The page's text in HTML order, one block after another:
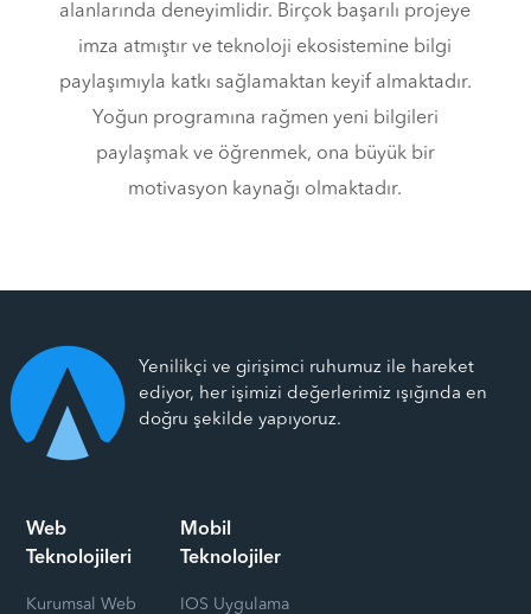
alanlarında deneyimlidir. Birçok başarılı projeye
imza atmıştır ve teknoloji ekosistemine bilgi
paylaşımıyla katkı sağlamaktan keyif almaktadır.
Yoğun programına rağmen yeni bilgileri
paylaşmak ve öğrenmek, ona büyük bir
motivasyon kaynağı olmaktadır.
Yenilikçi ve girişimci ruhumuz ile hareket
ediyor, her işimizi değerlerimiz ışığında en
doğru şekilde yapıyoruz.
Web
Teknolojileri
Kurumsal Web
Mobil
Teknolojiler
IOS Uygulama